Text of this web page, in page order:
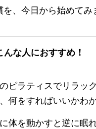
を、今日から始めてみ
んな人におすすめ！
ピラティスでリラッ
何をすればいいかわ
体を動かすと逆に眠